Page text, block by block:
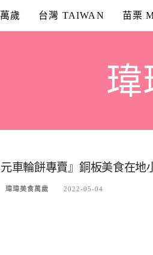
歲 台灣 TAIWAN 苗栗
瑋
車輪餅專賣』銅板美食在地
瑋瑋美食萬歲 2022-05-04